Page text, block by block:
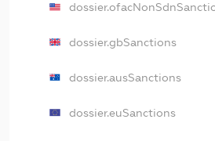
dossier.gbSanctions
dossier.ausSanctions
dossier.euSanctions